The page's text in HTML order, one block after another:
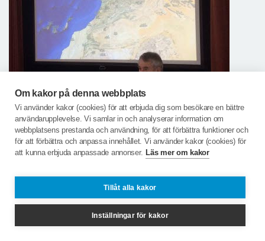
Om kakor på denna webbplats
Vi använder kakor (cookies) för att erbjuda dig som besökare en bättre
användarupplevelse. Vi samlar in och analyserar information om
webbplatsens prestanda och användning, för att förbättra funktioner och
för att förbättra och anpassa innehållet. Vi använder kakor (cookies) för
att kunna erbjuda anpassade annonser. Läs mer om kakor
Tillåt alla kakor
Inställningar för kakor
17 april gästades Lilla Paris av Conny Nord, Trollhättan
som berättade om en fantastisk resa i Marocko med bil